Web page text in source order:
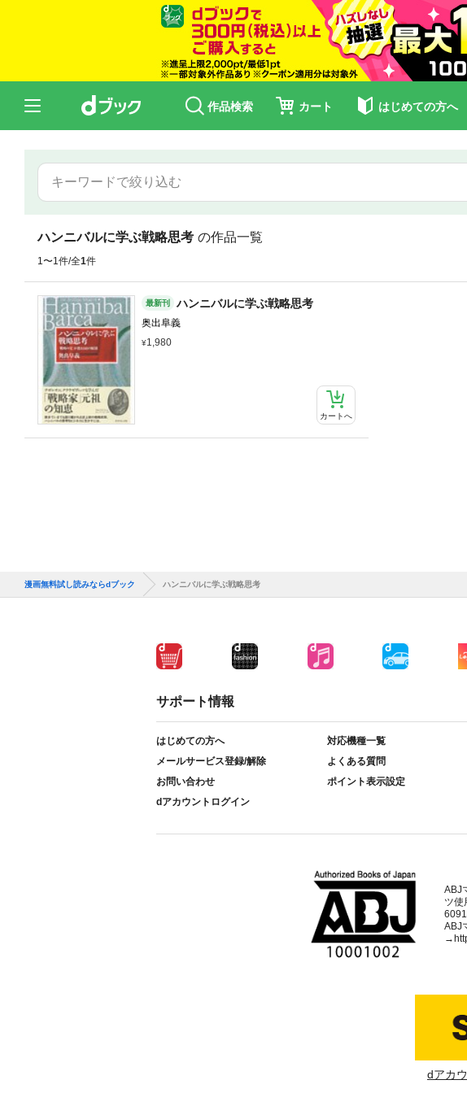
作品検索 カート はじめての方へ
ハンニバルに学ぶ戦略思考 の作品一覧
1〜1件/全1件
最新刊 ハンニバルに学ぶ戦略思考
奥出阜義
1,980
カートへ
漫画無料試し読みならdブック ハンニバルに学ぶ戦略思考
サポート情報
はじめての方へ
対応機種一覧
メールサービス登録/解除
よくある質問
お問い合わせ
ポイント表示設定
dアカウントログイン
ABJ
ツ使
ABJ
→
dアカ